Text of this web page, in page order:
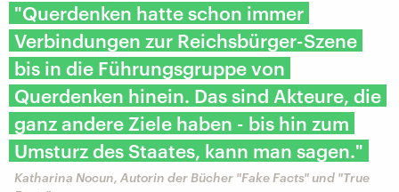
"Querdenken hatte schon immer
Verbindungen zur Reichsbürger-Szene
bis in die Führungsgruppe von
Querdenken hinein. Das sind Akteure, die
ganz andere Ziele haben - bis hin zum
Umsturz des Staates, kann man sagen."
Katharina Nocun, Autorin der Bücher "Fake Facts" und "True